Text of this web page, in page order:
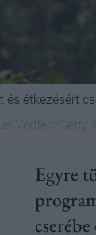
és étkezésért
Egyre